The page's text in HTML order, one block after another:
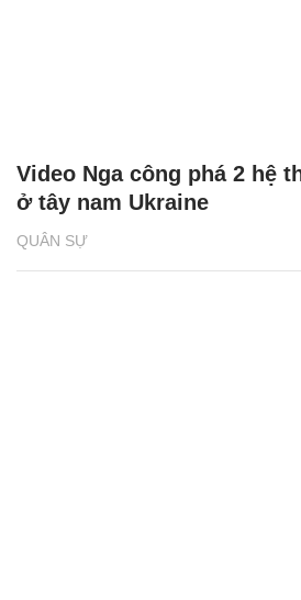
QUÂN SỰ
Video Nga công phá 2 hệ
ở tây nam Ukraine